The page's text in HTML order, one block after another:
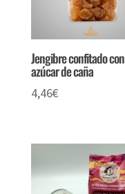
Jengibre confitado con
azúcar de caña
4,46€